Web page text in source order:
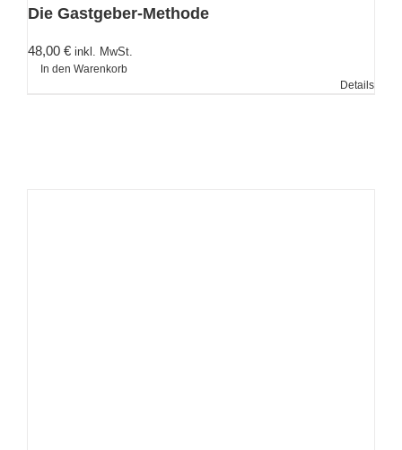
Die Gastgeber-Methode
48,00 € inkl. MwSt.
In den Warenkorb
Details